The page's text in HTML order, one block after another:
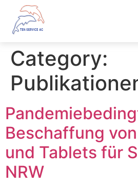
Category:
Beschaffung
und Tablets für
NRW